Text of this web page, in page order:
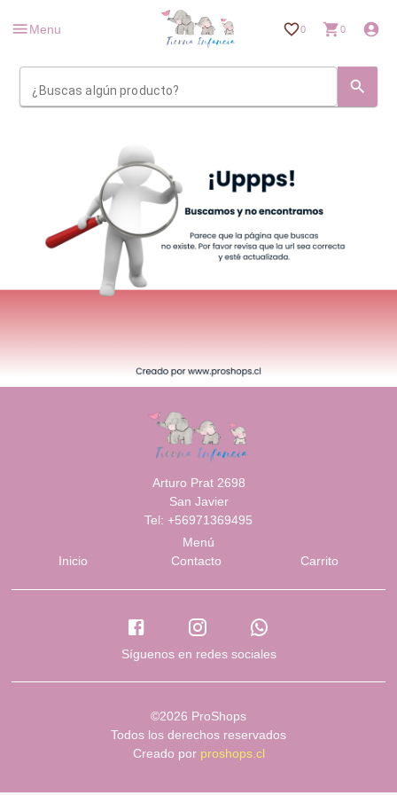
Menu 0 0
¿Buscas algún producto?
Arturo Prat 2698
San Javier
Tel: +56971369495
Menú
Inicio
Contacto Carrito
Síguenos en redes sociales
©2026 ProShops
Todos los derechos reservados
Creado por proshops.cl